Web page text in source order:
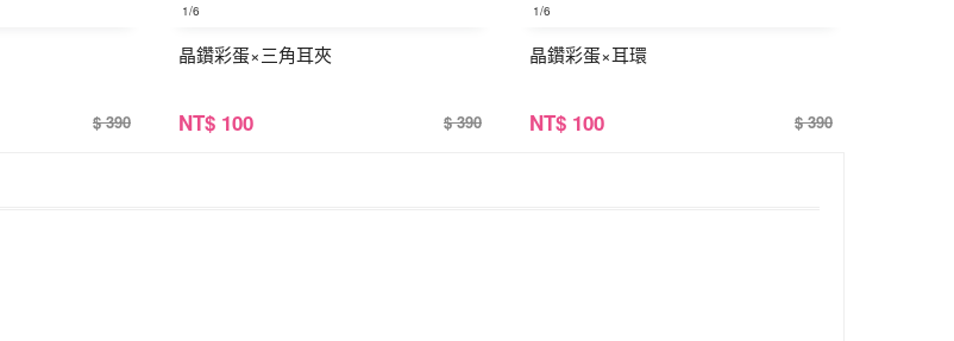
$ 390
1/6
晶鑽彩蛋×三角耳夾
NT$ 100 $ 390
1/6
晶鑽彩蛋×耳環
NT$ 100 $ 390